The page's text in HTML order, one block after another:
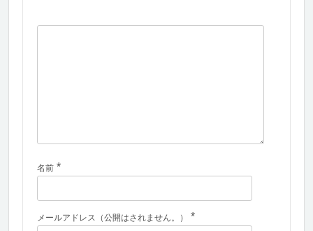
名前 *
メールアドレス（公開はされません。） *